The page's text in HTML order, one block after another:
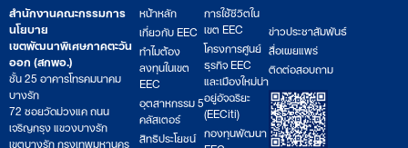
สำนักงานคณะกรรมการ
นโยบาย
เขตพัฒนาพิเศษภาคตะวัน
ออก (สกพอ.)
ชั้น 25 อาคารโทรคมนาคม
บางรัก
72 ซอยวัดม่วงแค ถนน
เจริญกรุง แขวงบางรัก
เขตบางรัก กรุงเทพมหานคร
หน้าหลัก
เกี่ยวกับ EEC
ทำไมต้อง
ลงทุนในเขต
EEC
อุตสาหกรรม 5
คลัสเตอร์
สิทธิประโยชน์
การใช้ชีวิตใน
เขต EEC
โครงการศูนย์
ธุรกิจ EEC
และเมืองใหม่น่า
อยู่อัจฉริยะ
(EECiti)
กองทุนพัฒนา
ข่าวประชาสัมพันธ์
สื่อเผยแพร่
ติดต่อสอบถาม